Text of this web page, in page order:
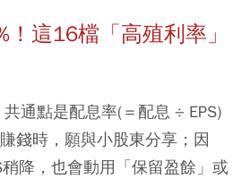
！這16檔 「高殖利率」
通點是配息率(＝配息 ÷ EPS)
錢時，願與小股東分享；因
降，也會動用「保留盈餘」或